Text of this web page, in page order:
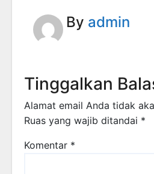
By admin
Tinggalkan
Alamat email Anda tidak
Ruas yang wajib ditandai *
Komentar *